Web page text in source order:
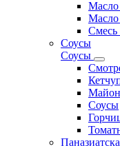
Масло
Масло
Смесь
Соусы
Соусы
Соусы